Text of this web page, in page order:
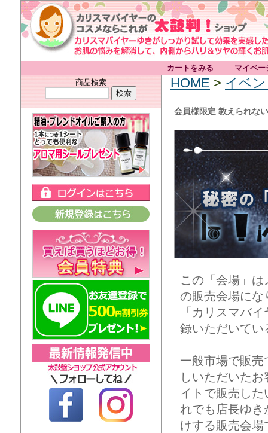
カートをみる ｜
マイペー
商品検索
HOME > イベ
会員様限定 教えられな
この「会場」
の販売会場にな
「カリスマバ
録いただいてい
一般市場で販
しいただいた
イトで販売し
れでも店長ゆ
けする販売会場